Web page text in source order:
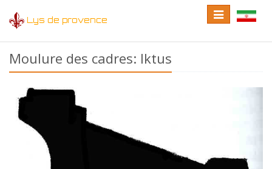
Lys de provence
Toggle
Toggle
navigation
Moulure des cadres: Iktus